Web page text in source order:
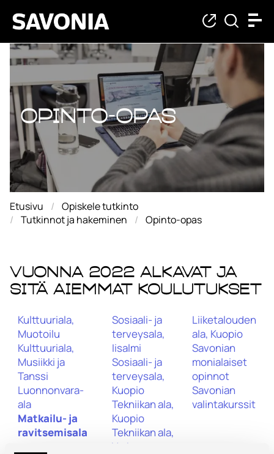
Opinto-opas
Opinto-opas
Etusivu
Opiskele tutkinto
Tutkinnot ja hakeminen
Opinto-opas
Vuonna 2022 alkavat ja
sitä aiemmat koulutukset
Kulttuuriala,
Muotoilu
Kulttuuriala,
Musiikki ja
Tanssi
Luonnonvara-
ala
Matkailu- ja
ravitsemisala
Sosiaali- ja
terveysala,
Iisalmi
Sosiaali- ja
terveysala,
Kuopio
Tekniikan ala,
Kuopio
Tekniikan ala,
Varkaus
Liiketalouden
ala, Kuopio
Savonian
monialaiset
opinnot
Savonian
valintakurssit